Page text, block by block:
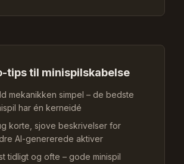
tips til minispilskabelse
mekanikken simpel – de bedste
har én kerneidé
korte, sjove beskrivelser for
AI-genererede aktiver
tidligt og ofte – gode minispil